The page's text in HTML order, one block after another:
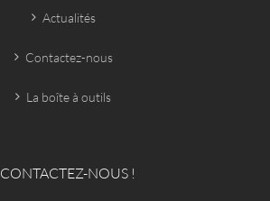
Actualités
Contactez-nous
La boîte à outils
CONTACTEZ-NOUS !